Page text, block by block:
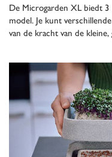
De Microgarden XL biedt
model. Je kunt
van de kracht van de